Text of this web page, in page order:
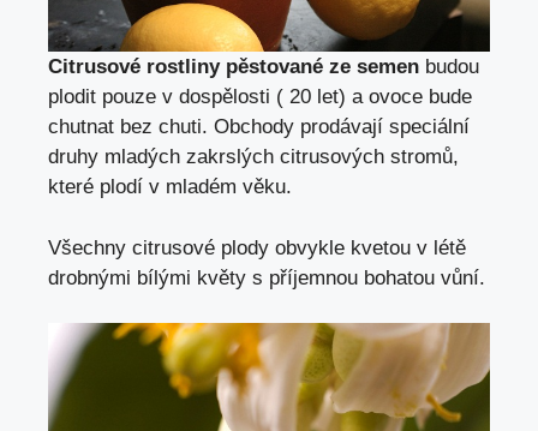
Citrusové rostliny pěstované ze semen budou
plodit pouze v dospělosti ( 20 let) a ovoce bude
chutnat bez chuti. Obchody prodávají speciální
druhy mladých zakrslých citrusových stromů,
které plodí v mladém věku.
Všechny citrusové plody obvykle kvetou v létě
drobnými bílými květy s příjemnou bohatou vůní.